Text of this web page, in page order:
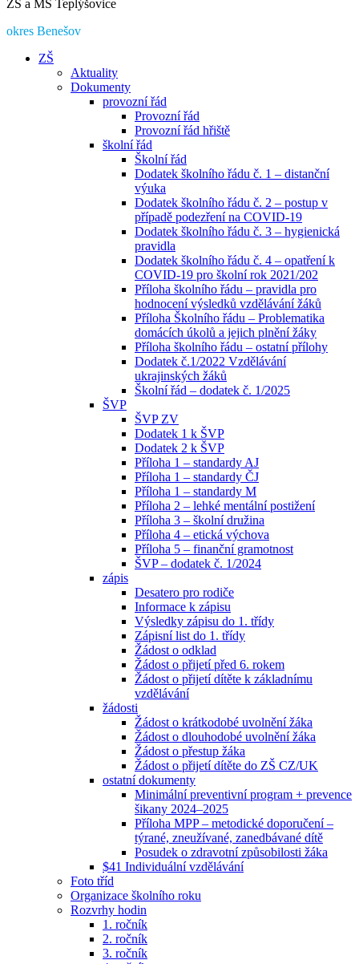
ZŠ a MŠ Teplýšovice
okres Benešov
ZŠ
Aktuality
Dokumenty
provozní řád
Provozní řád
Provozní řád hřiště
školní řád
Školní řád
Dodatek školního řádu č. 1 – distanční
výuka
Dodatek školního řádu č. 2 – postup v
případě podezření na COVID-19
Dodatek školního řádu č. 3 – hygienická
pravidla
Dodatek školního řádu č. 4 – opatření k
COVID-19 pro školní rok 2021/202
Příloha školního řádu – pravidla pro
hodnocení výsledků vzdělávání žáků
Příloha Školního řádu – Problematika
domácích úkolů a jejich plnění žáky
Příloha školního řádu – ostatní přílohy
Dodatek č.1/2022 Vzdělávání
ukrajinských žáků
Školní řád – dodatek č. 1/2025
ŠVP
ŠVP ZV
Dodatek 1 k ŠVP
Dodatek 2 k ŠVP
Příloha 1 – standardy AJ
Příloha 1 – standardy ČJ
Příloha 1 – standardy M
Příloha 2 – lehké mentální postižení
Příloha 3 – školní družina
Příloha 4 – etická výchova
Příloha 5 – finanční gramotnost
ŠVP – dodatek č. 1/2024
zápis
Desatero pro rodiče
Informace k zápisu
Výsledky zápisu do 1. třídy
Zápisní list do 1. třídy
Žádost o odklad
Žádost o přijetí před 6. rokem
Žádost o přijetí dítěte k základnímu
vzdělávání
žádosti
Žádost o krátkodobé uvolnění žáka
Žádost o dlouhodobé uvolnění žáka
Žádost o přestup žáka
Žádost o přijetí dítěte do ZŠ CZ/UK
ostatní dokumenty
Minimální preventivní program + prevence
šikany 2024–2025
Příloha MPP – metodické doporučení –
týrané, zneužívané, zanedbávané dítě
Posudek o zdravotní způsobilosti žáka
$41 Individuální vzdělávání
Foto tříd
Organizace školního roku
Rozvrhy hodin
1. ročník
2. ročník
3. ročník